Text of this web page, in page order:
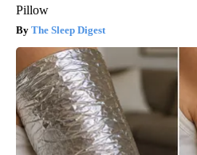
Pillow
The Sleep Digest